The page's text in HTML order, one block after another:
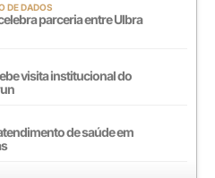
DE DADOS
parceria entre Ulbra
visita institucional do
de saúde em